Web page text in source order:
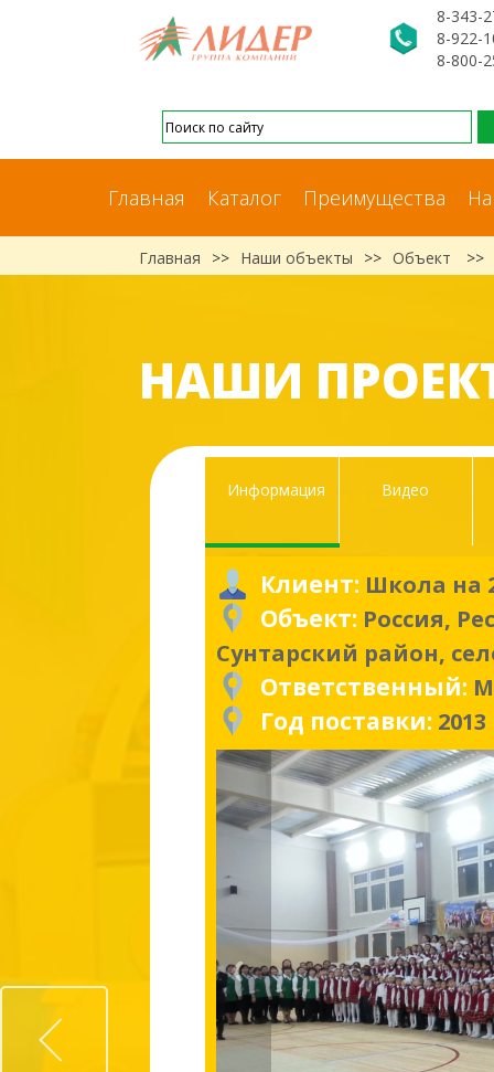
8-343-
8-922-
8-800-
Главная Каталог Преимущества
Главная >> Наши объекты >> Объект >>
НАШИ
Информация Видео
Клиент: Школа на
Объект: Россия,
Сунтарский район,
Ответственный:
Год поставки: 2013